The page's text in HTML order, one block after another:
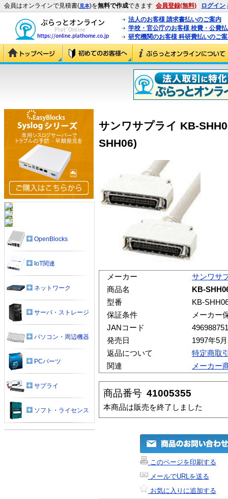
会員はオンラインで見積書(見本)を無料で作成できます 会員登録(無料) ログイン
法人のお客様 請求書払いのご案内
学校・官公庁のお客様 校費・公費
研究機関のお客様 科研費払いのご
サンワサプライ KB-
SHH06)
メーカー
サンワサ
商品名
KB-
型番
KB-
保証条件
メーカー
JANコード
発売日
1997年5
返品について
特定商取
関連
メーカー
商品番号 41005355
本商品は販売を終了しました
このページを印刷する
メールでURLを送る
お気に入りに追加する
OpenBlocks
IoT関連
ネットワーク
サーバ・ストレージ
パソコン・周辺機器
PCパーツ
サプライ
ソフト・ライセンス